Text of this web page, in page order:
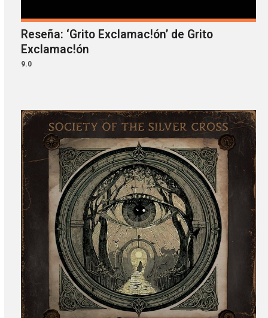
Reseña: ‘Grito Exclamac!ón’ de Grito
Exclamac!ón
9.0